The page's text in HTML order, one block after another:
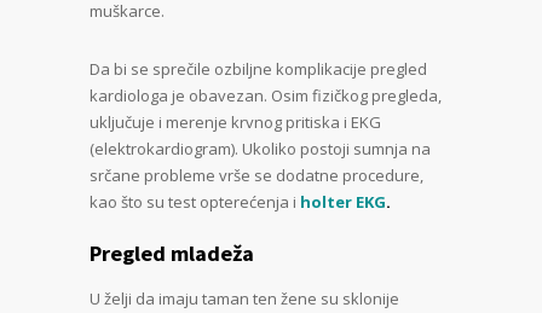
muškarce.
Da bi se sprečile ozbiljne komplikacije pregled
kardiologa je obavezan. Osim fizičkog pregleda,
uključuje i merenje krvnog pritiska i EKG
(elektrokardiogram). Ukoliko postoji sumnja na
srčane probleme vrše se dodatne procedure,
kao što su test opterećenja i holter EKG.
Pregled mladeža
U želji da imaju taman ten žene su sklonije